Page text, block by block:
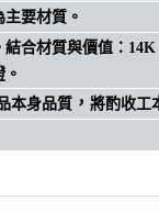
要材質。
結合材質與價值 ：
本身品質 ， 將酌收工